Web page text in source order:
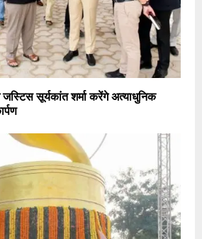
सूर्यकांत शर्मा करेंगे अत्याधुनिक